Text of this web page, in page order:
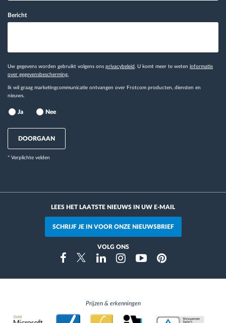
Bericht
Uw gegevens worden gebruikt volgens ons privacybeleid . U komt meer te weten informatie
over gegevensbescherming.
Ik wil graag marketingcommunicatie ontvangen over Frotcom producten, diensten en
nieuws.
Ja Nee
DOORGAAN
* Verplichte velden
LEES HET LAATSTE NIEUWS IN UW E-MAIL
SCHRIJF JE IN VOOR ONZE NIEUWSBRIEF
VOLG ONS
FacebookTwitterLinkedinInstragramYoutubePinterest
Prijzen & erkenningen